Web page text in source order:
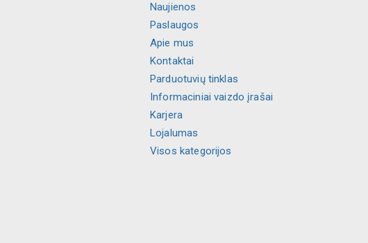
Naujienos
Paslaugos
Apie mus
Kontaktai
Parduotuvių tinklas
Informaciniai vaizdo įrašai
Karjera
Lojalumas
Visos kategorijos